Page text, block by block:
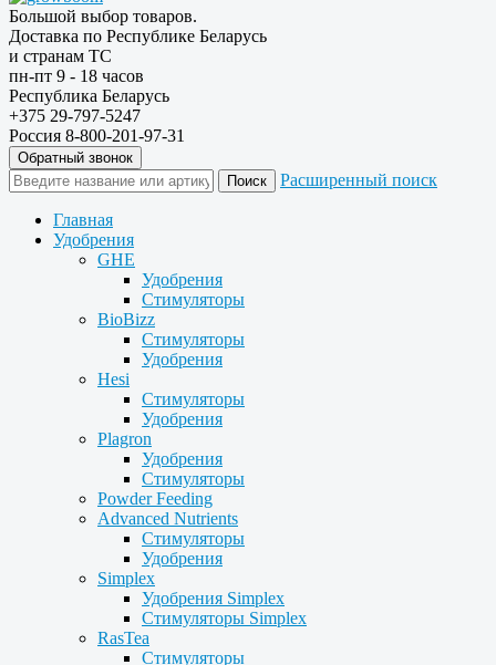
Большой выбор товаров.
Доставка по Республике Беларусь
и странам ТС
пн-пт 9 - 18 часов
Республика Беларусь
+375 29-797-5247
Россия 8-800-201-97-31
Обратный звонок
Расширенный поиск
Главная
Удобрения
GHE
Удобрения
Стимуляторы
BioBizz
Стимуляторы
Удобрения
Hesi
Стимуляторы
Удобрения
Plagron
Удобрения
Стимуляторы
Powder Feeding
Advanced Nutrients
Стимуляторы
Удобрения
Simplex
Удобрения Simplex
Стимуляторы Simplex
RasTea
Стимуляторы